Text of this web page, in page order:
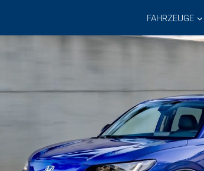
FAHRZEUGE